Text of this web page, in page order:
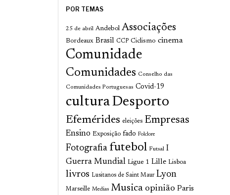
POR TEMAS
25 de abril Andebol Associações
Bordeaux Brasil CCP Ciclismo cinema
Comunidade
Comunidades Conselho das
Comunidades Portuguesas Covid-19
culturaDesporto
Efemérides eleições Empresas
Ensino Exposição fado Folclore
Fotografia futebol Futsal I
Guerra Mundial Ligue 1 Lille Lisboa
livros Lusitanos de Saint Maur Lyon
Marseille Medias Musica opinião Paris